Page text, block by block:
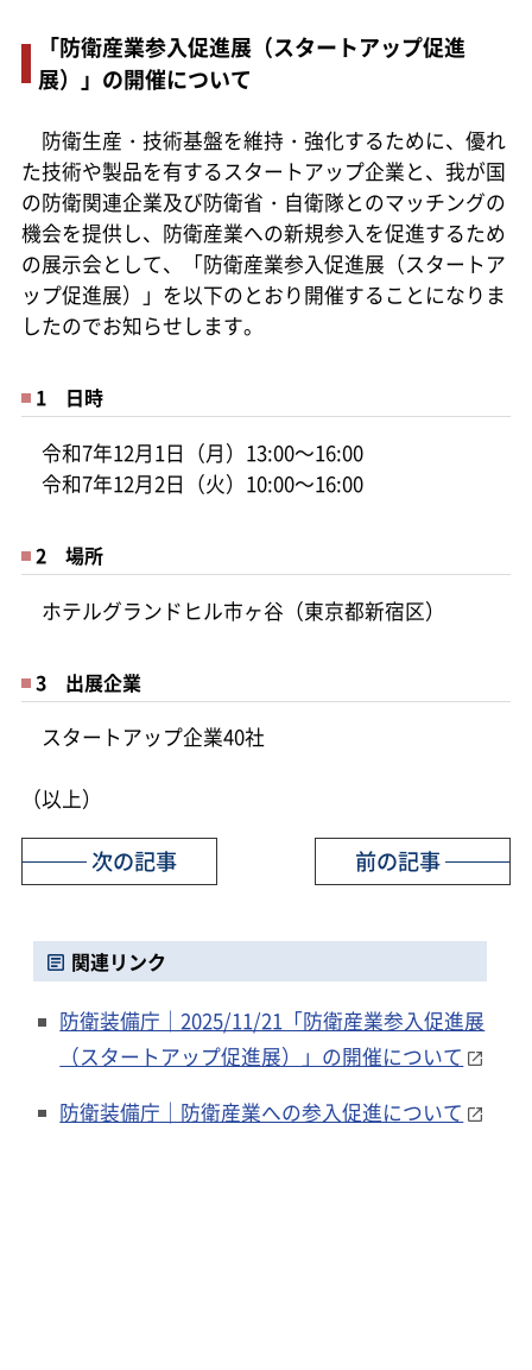
「防衛産業参入促進展（スタートアップ促進
展）」の開催について
防衛生産・技術基盤を維持・強化するために、優れ
た技術や製品を有するスタートアップ企業と、我が国
の防衛関連企業及び防衛省・自衛隊とのマッチングの
機会を提供し、防衛産業への新規参入を促進するため
の展示会として、「防衛産業参入促進展（スタートア
ップ促進展）」を以下のとおり開催することになりま
したのでお知らせします。
1 日時
令和7年12月1日（月）13:00～16:00
令和7年12月2日（火）10:00～16:00
2 場所
ホテルグランドヒル市ヶ谷（東京都新宿区）
3 出展企業
スタートアップ企業40社
（以上）
前の記事
次の記事
関連リンク
防衛装備庁｜2025/11/21「防衛産業参入促進展
（スタートアップ促進展）」の開催について
防衛装備庁｜防衛産業への参入促進について